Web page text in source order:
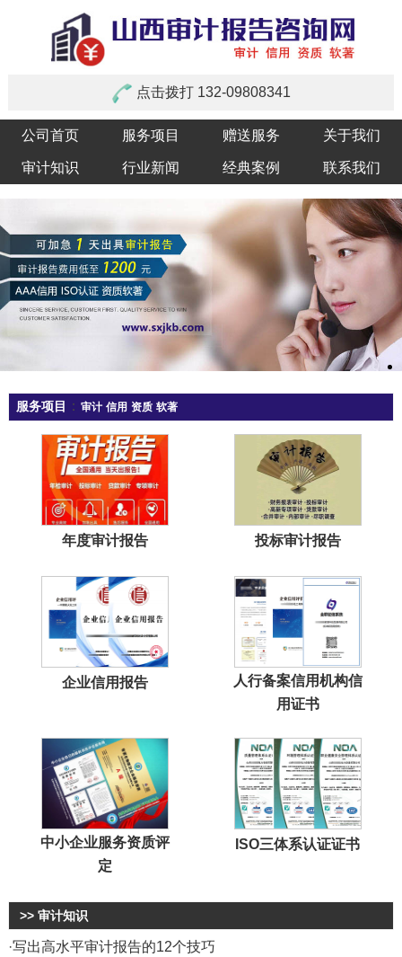
点击拨打 132-09808341
公司首页 服务项目 赠送服务 关于我们
审计知识 行业新闻 经典案例 联系我们
服务项目 ： 审计 信用 资质 软著
年度审计报告 投标审计报告
企业信用报告
人行备案信用机构信
用证书
中小企业服务资质评
定
ISO三体系认证证书
>> 审计知识
·写出高水平审计报告的12个技巧